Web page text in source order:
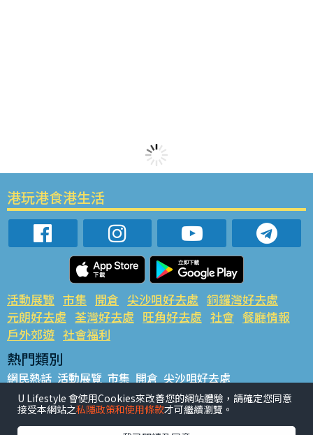
港玩港食港生活
活動展覽 市集 開倉 尖沙咀好去處 銅鑼灣好去處
元朗好去處 荃灣好去處 旺角好去處 社會 餐廳情報
戶外郊遊 社會福利
熱門類別
網民熱話 活動展覽 市集 開倉 尖沙咀好去處
銅鑼灣好去處 元朗好去處 荃灣好去處 旺角好去處 社會
餐廳情報 戶外郊遊
U Lifestyle 會使用Cookies來改善您的網站體驗，請確定您同意
接受本網站之私隱政策和使用條款才可繼續瀏覽。